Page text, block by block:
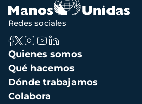
Navegación
principal
Quienes somos
Qué hacemos
Dónde trabajamos
Colabora
Redes sociales